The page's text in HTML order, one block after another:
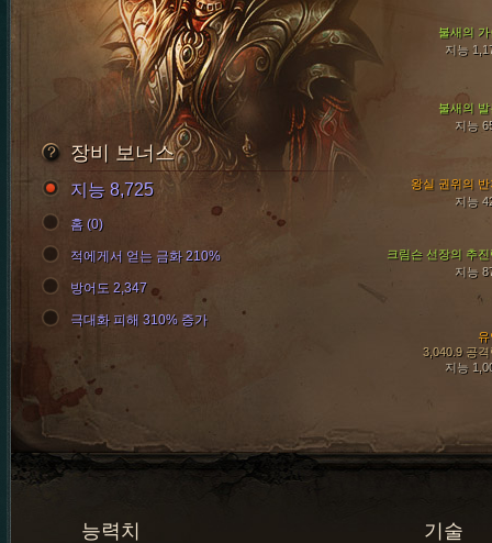
불새의 가
지능
불새의 발
지능
크림슨 선장의 추진
지능
3,040.9 공격
지능
왕실 권위의 반
지능
장비 보너스
지능 8,725
홈 (0)
적에게서 얻는 금화 210%
방어도 2,347
극대화 피해 310% 증가
기술
능력치